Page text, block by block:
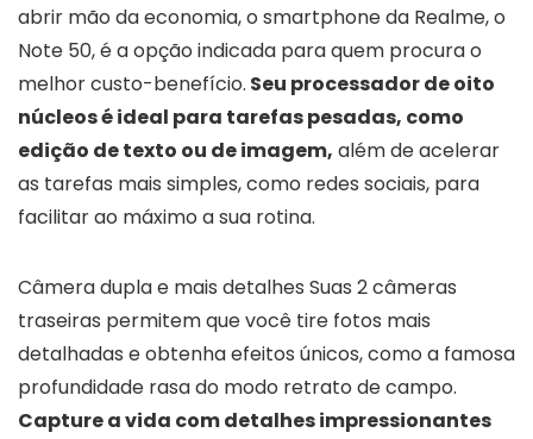
abrir mão da economia, o smartphone da Realme, o
Note 50, é a opção indicada para quem procura o
melhor custo-benefício. Seu processador de oito
núcleos é ideal para tarefas pesadas, como
edição de texto ou de imagem, além de acelerar
as tarefas mais simples, como redes sociais, para
facilitar ao máximo a sua rotina.
Câmera dupla e mais detalhes Suas 2 câmeras
traseiras permitem que você tire fotos mais
detalhadas e obtenha efeitos únicos, como a famosa
profundidade rasa do modo retrato de campo.
Capture a vida com detalhes impressionantes